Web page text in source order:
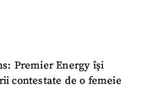
Premier Energy își
contestate de o femeie